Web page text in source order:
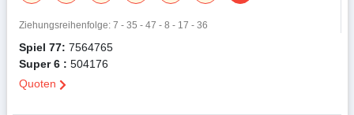
Ziehungsreihenfolge: 7 - 35 - 47 - 8 - 17 - 36
Spiel 77: 7564765
Super 6 : 504176
Quoten